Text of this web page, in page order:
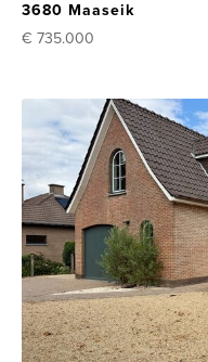
3680 Maaseik
€ 735.000